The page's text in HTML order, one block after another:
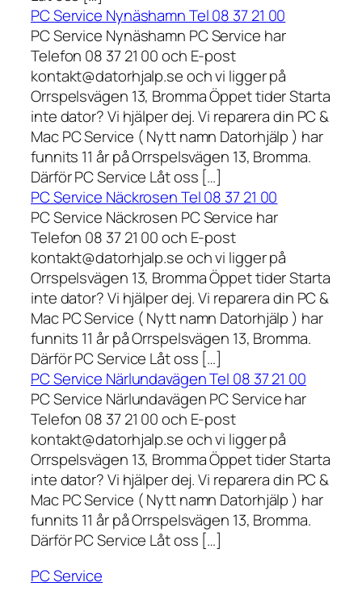
PC Service Nynäshamn Tel 08 37 21 00
PC Service Nynäshamn PC Service har
Telefon 08 37 21 00 och E-post
kontakt@datorhjalp.se och vi ligger på
Orrspelsvägen 13, Bromma Öppet tider Starta
inte dator? Vi hjälper dej. Vi reparera din PC &
Mac PC Service ( Nytt namn Datorhjälp ) har
funnits 11 år på Orrspelsvägen 13, Bromma.
Därför PC Service Låt oss […]
PC Service Näckrosen Tel 08 37 21 00
PC Service Näckrosen PC Service har
Telefon 08 37 21 00 och E-post
kontakt@datorhjalp.se och vi ligger på
Orrspelsvägen 13, Bromma Öppet tider Starta
inte dator? Vi hjälper dej. Vi reparera din PC &
Mac PC Service ( Nytt namn Datorhjälp ) har
funnits 11 år på Orrspelsvägen 13, Bromma.
Därför PC Service Låt oss […]
PC Service Närlundavägen Tel 08 37 21 00
PC Service Närlundavägen PC Service har
Telefon 08 37 21 00 och E-post
kontakt@datorhjalp.se och vi ligger på
Orrspelsvägen 13, Bromma Öppet tider Starta
inte dator? Vi hjälper dej. Vi reparera din PC &
Mac PC Service ( Nytt namn Datorhjälp ) har
funnits 11 år på Orrspelsvägen 13, Bromma.
Därför PC Service Låt oss […]
PC Service